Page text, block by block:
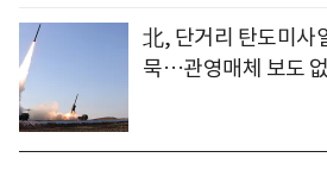
北, 단거리 탄도미사
묵…관영매체 보도